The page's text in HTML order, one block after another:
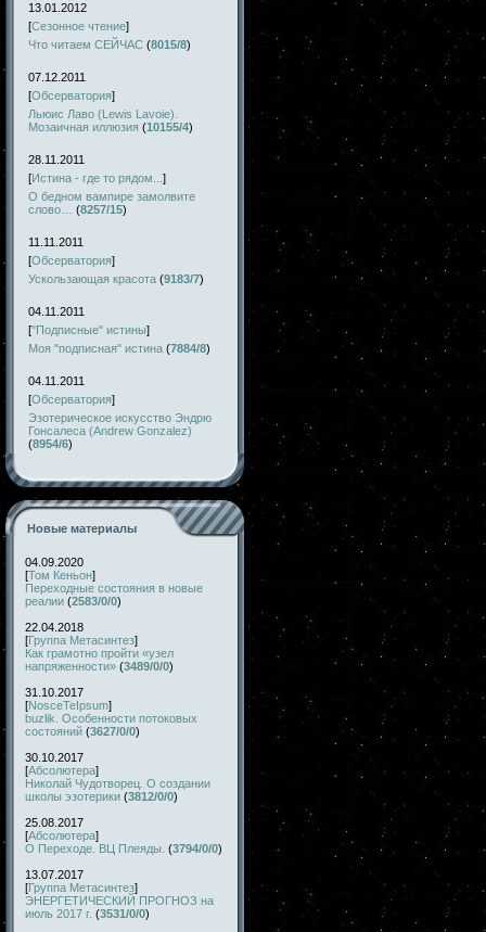
13.01.2012
[Сезонное чтение]
Что читаем СЕЙЧАС (8015/8)
07.12.2011
[Обсерватория]
Льюис Лаво (Lewis Lavoie).
Мозаичная иллюзия (10155/4)
28.11.2011
[Истина - где то рядом... ]
О бедном вампире замолвите
слово…
(8257/15)
11.11.2011
[Обсерватория]
Ускользающая красота (9183/7)
04.11.2011
["Подписные" истины]
Моя "подписная" истина (7884/8)
04.11.2011
[Обсерватория]
Эзотерическое искусство Эндрю
Гонсалеса (Andrew Gonzalez)
(8954/6)
Новые материалы
04.09.2020
[Том Кеньон]
Переходные состояния в новые
реалии (2583/0/0)
22.04.2018
[Группа Метасинтез]
Как грамотно пройти «узел
напряженности» (3489/0/0)
31.10.2017
[NosceTeIpsum]
buzlik. Особенности потоковых
состояний (3627/0/0)
30.10.2017
[Абсолютера]
Николай Чудотворец. О создании
школы эзотерики (3812/0/0)
25.08.2017
[Абсолютера]
О Переходе. ВЦ Плеяды. (3794/0/0)
13.07.2017
[Группа Метасинтез]
ЭНЕРГЕТИЧЕСКИЙ ПРОГНОЗ на
июль 2017 г. (3531/0/0)